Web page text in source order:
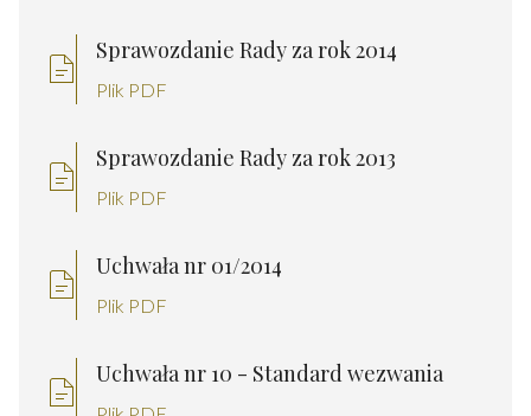
Sprawozdanie Rady za rok 2014
Plik PDF
Sprawozdanie Rady za rok 2013
Plik PDF
Uchwała nr 01/2014
Plik PDF
Uchwała nr 10 - Standard wezwania